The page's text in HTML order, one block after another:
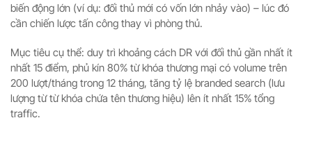
biến động lớn (ví dụ: đối thủ mới có vốn lớn nhảy vào) – lúc đó
cần chiến lược tấn công thay vì phòng thủ.
Mục tiêu cụ thể: duy trì khoảng cách DR với đối thủ gần nhất ít
nhất 15 điểm, phủ kín 80% từ khóa thương mại có volume trên
200 lượt/tháng trong 12 tháng, tăng tỷ lệ branded search (lưu
lượng từ từ khóa chứa tên thương hiệu) lên ít nhất 15% tổng
traffic.